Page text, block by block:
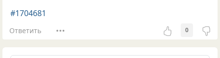
#1704681
Ответить 0